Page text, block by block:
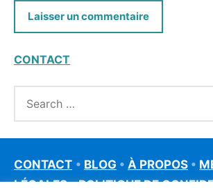
CONTACT
CONTACT • BLOG • À PROPOS •
LÉGALES•POLITIQUE DE